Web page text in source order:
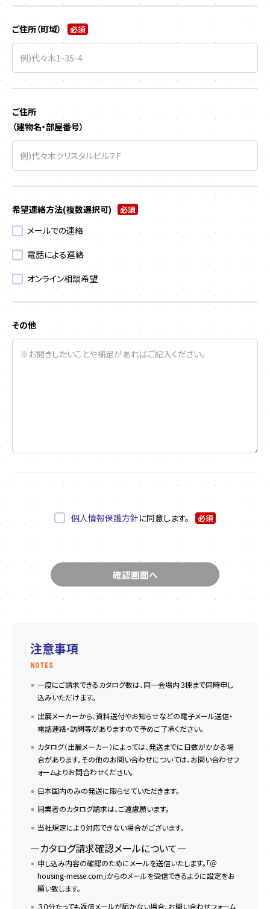
ご住所（町域） 必須
ご住所
（建物名・部屋番号）
希望連絡方法(複数選択可) 必須
メールでの連絡
電話による連絡
オンライン相談希望
その他
個人情報保護方針に同意します。 必須
注意事項
NOTES
一度にご請求できるカタログ数は、同一会場内３棟まで同時申し
込みいただけます。
出展メーカーから、資料送付やお知らせなどの電子メール送信・
電話連絡・訪問等がありますので予めご了承ください。
カタログ（出展メーカー）によっては、発送までに日数がかかる場
合があります。その他のお問い合わせについては、お問い合わせフ
ォームよりお問合わせください。
日本国内のみの発送に限らせていただきます。
同業者のカタログ請求は、ご遠慮願います。
当社規定により対応できない場合がございます。
―カタログ請求確認メールについて―
申し込み内容の確認のためにメールを送信いたします。「＠
housing-messe.com」からのメールを受信できるように設定をお
願い致します。
３０分たっても返信メールが届かない場合、お問い合わせフォーム